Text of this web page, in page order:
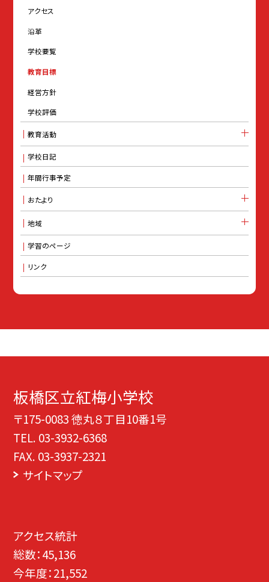
アクセス
沿革
学校要覧
教育目標
経営方針
学校評価
教育活動
学校日記
年間行事予定
おたより
地域
学習のページ
リンク
板橋区立紅梅小学校
〒175-0083 徳丸８丁目10番1号
TEL. 03-3932-6368
FAX. 03-3937-2321
サイトマップ
アクセス統計
総数：45,136
今年度：21,552